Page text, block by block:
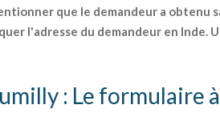
que le demandeur a obtenu
l'adresse du demandeur en Inde.
: Le formulaire